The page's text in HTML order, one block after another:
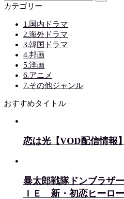
カテゴリー
1.国内ドラマ
2.海外ドラマ
3.韓国ドラマ
4.邦画
5.洋画
6.アニメ
7.その他ジャンル
おすすめタイトル
恋は光【VOD配信情報】
暴太郎戦隊ドンブラ
ＩＥ 新・初恋ヒーロ